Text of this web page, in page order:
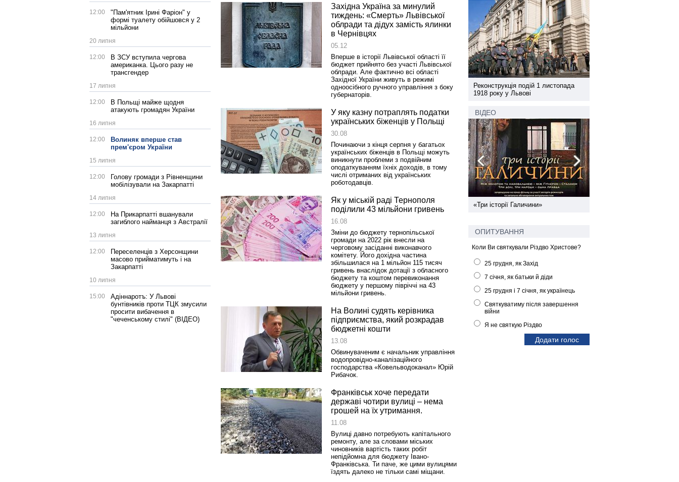
12:00
"Пам'ятник Ірині Фаріон" у
формі туалету обійшовся у 2
мільйони
20 липня
12:00
В ЗСУ вступила чергова
американка. Цього разу не
трансгендер
17 липня
12:00
В Польщі майже щодня
атакують громадян України
16 липня
12:00
Волиняк вперше став
прем'єром України
15 липня
12:00
Голову громади з Рівненщини
мобілізували на Закарпатті
14 липня
12:00
На Прикарпатті вшанували
загиблого найманця з Австралії
13 липня
12:00
Переселенців з Херсонщини
масово прийматимуть і на
Закарпатті
10 липня
15:00
Адіннаротъ: У Львові
бунтівників проти ТЦК змусили
просити вибачення в
"чеченському стилі" (ВІДЕО)
Західна Україна за минулий
тиждень: «Смерть» Львівської
облради та дідух замість ялинки
в Чернівцях
05.12
Вперше в історії Львівської області її
бюджет прийнято без участі Львівської
облради. Але фактично всі області
Західної України живуть в режимі
одноосібного ручного управління з боку
губернаторів.
У яку казну потраплять податки
українських біженців у Польщі
30.08
Починаючи з кінця серпня у багатьох
українських біженців в Польщі можуть
виникнути проблеми з подвійним
оподаткуванням їхніх доходів, в тому
числі отриманих від українських
роботодавців.
Як у міській раді Тернополя
поділили 43 мільйони гривень
16.08
Зміни до бюджету тернопільської
громади на 2022 рік внесли на
черговому засіданні виконавчого
комітету. Його дохідна частина
збільшилася на 1 мільйон 115 тисяч
гривень внаслідок дотації з обласного
бюджету та коштом перевиконання
бюджету у першому півріччі на 43
мільйони гривень.
На Волині судять керівника
підприємства, який розкрадав
бюджетні кошти
13.08
Обвинуваченим є начальник управління
водопровідно-каналізаційного
господарства «Ковельводоканал» Юрій
Рибачок.
Франківськ хоче передати
державі чотири вулиці – нема
грошей на їх утримання.
11.08
Вулиці давно потребують капітального
ремонту, але за словами міських
чиновників вартість таких робіт
непідйомна для бюджету Івано-
Франківська. Ти паче, же цими вулицями
їздять далеко не тільки самі міщани.
Реконструкція подій 1 листопада
1918 року у Львові
Реконструкція подій 1 листопада
1918 року у Львові
ВІДЕО
Спільний інформпростір Західної
України
«Три історії Галичини»
ОПИТУВАННЯ
Коли Ви святкували Різдво Христове?
25 грудня, як Захід
7 січня, як батьки й діди
25 грудня і 7 січня, як українець
Святкуватиму після завершення
війни
Я не святкую Різдво